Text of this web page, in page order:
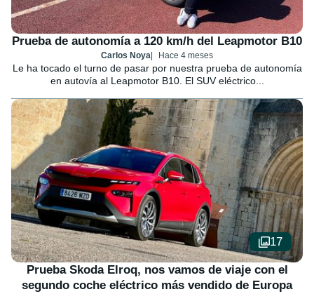
Prueba de autonomía a 120 km/h del Leapmotor B10
Carlos Noya Hace 4 meses
Le ha tocado el turno de pasar por nuestra prueba de autonomía
en autovía al Leapmotor B10. El SUV eléctrico...
17
Prueba Skoda Elroq, nos vamos de viaje con el
segundo coche eléctrico más vendido de Europa